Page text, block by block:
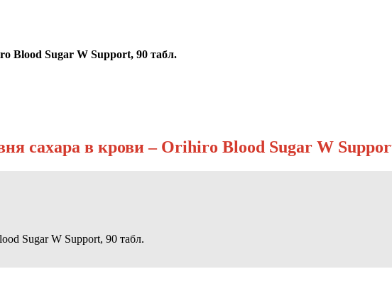
Blood Sugar W Support, 90 табл.
сахара в крови – Orihiro Blood Sugar W
Sugar W Support, 90 табл.